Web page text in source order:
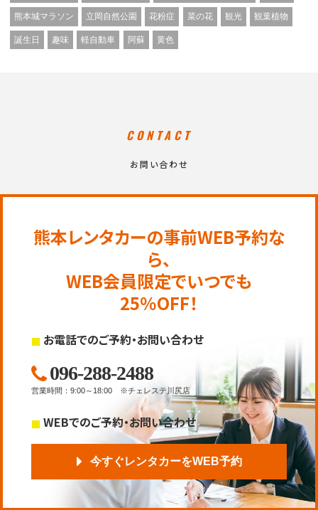
熊本城マラソン 立岡自然公園 花粉症 菜の花 観光 観葉植物
誕生日 趣味 軽自動車 阿蘇 黄色
CONTACT
お問い合わせ
熊本レンタカーの事前WEB予約な
ら、
WEB会員限定でいつでも
25％OFF！
お電話でのご予約・お問い合わせ
096-288-2488
営業時間 ： 9:00～18:00 ※チェレステ川尻店
WEBでのご予約・お問い合わせ
今すぐレンタカーをWEB予約